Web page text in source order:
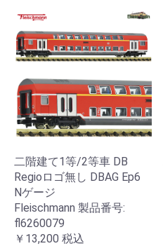
二階建て1等/2等車 DB
Regioロゴ無し DBAG Ep6
Nゲージ
Fleischmann 製品番号:
fl6260079
￥13,200 税込